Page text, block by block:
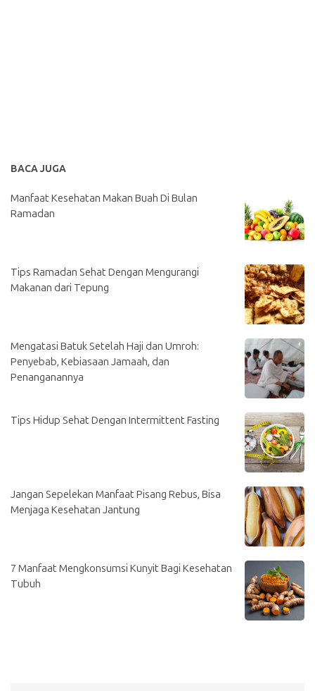
BACA JUGA
Manfaat Kesehatan Makan Buah Di Bulan
Ramadan
Tips Ramadan Sehat Dengan Mengurangi
Makanan dari Tepung
Mengatasi Batuk Setelah Haji dan Umroh:
Penyebab, Kebiasaan Jamaah, dan
Penanganannya
Tips Hidup Sehat Dengan Intermittent Fasting
Jangan Sepelekan Manfaat Pisang Rebus, Bisa
Menjaga Kesehatan Jantung
7 Manfaat Mengkonsumsi Kunyit Bagi Kesehatan
Tubuh